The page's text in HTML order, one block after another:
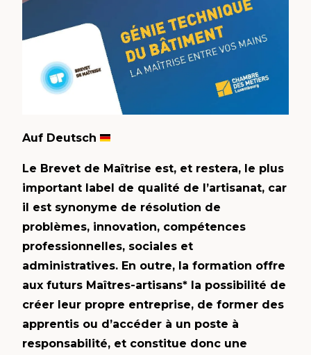
Auf Deutsch
Le Brevet de Maîtrise est, et restera, le plus
important label de qualité de l’artisanat, car
il est synonyme de résolution de
problèmes, innovation, compétences
professionnelles, sociales et
administratives. En outre, la formation offre
aux futurs Maîtres-artisans* la possibilité de
créer leur propre entreprise, de former des
apprentis ou d’accéder à un poste à
responsabilité, et constitue donc une